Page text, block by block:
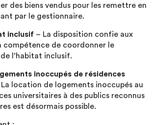
des biens vendus pour les remettre en
par le gestionnaire.
inclusif – La disposition confie aux
compétence de coordonner le
l’habitat inclusif.
inoccupés de résidences
La location de logements inoccupés au
universitaires à des publics reconnus
est désormais possible.